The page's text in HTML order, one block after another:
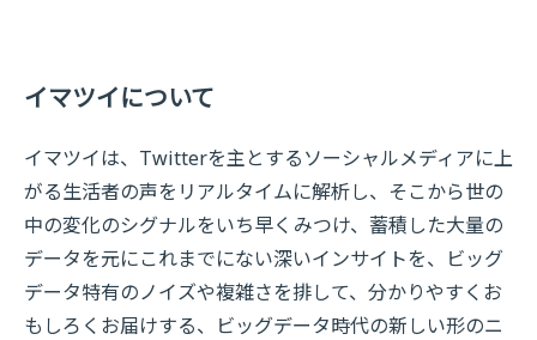
イマツイについて
イマツイは、Twitterを主とするソーシャルメディアに上
がる生活者の声をリアルタイムに解析し、そこから世の
中の変化のシグナルをいち早くみつけ、蓄積した大量の
データを元にこれまでにない深いインサイトを、ビッグ
データ特有のノイズや複雑さを排して、分かりやすくお
もしろくお届けする、ビッグデータ時代の新しい形のニ